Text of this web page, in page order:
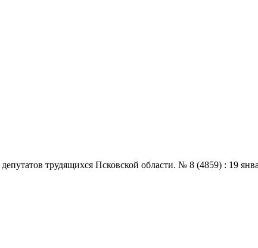
трудящихся Псковской области. № 8 (4859) : 19